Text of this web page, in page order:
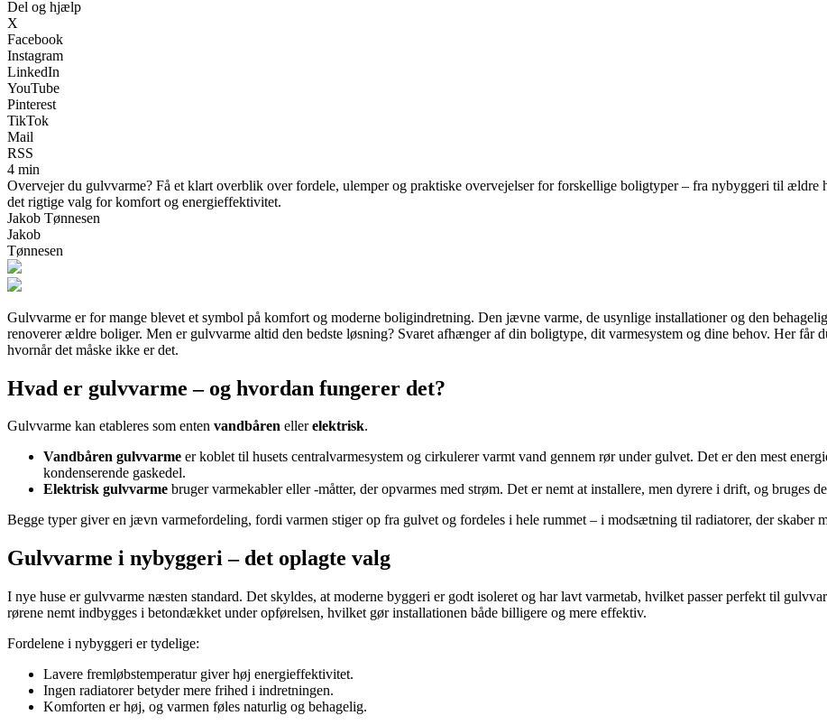
Del og hjælp
X
Facebook
Instagram
LinkedIn
YouTube
Pinterest
TikTok
Mail
RSS
4 min
Overvejer du gulvvarme? Få et klart overblik over fordele, ulemper og praktiske overvejelser for forskellige boligtyper – fra nybyggeri til
det rigtige valg for komfort og energieffektivitet.
Jakob Tønnesen
Jakob
Tønnesen
Gulvvarme er for mange blevet et symbol på komfort og moderne boligindretning. Den jævne varme, de usynlige installationer og den
renoverer ældre boliger. Men er gulvvarme altid den bedste løsning? Svaret afhænger af din boligtype, dit varmesystem og dine behov. Her får
hvornår det måske ikke er det.
Hvad er gulvvarme – og hvordan fungerer det?
Gulvvarme kan etableres som enten vandbåren ellerelektrisk.
Vandbåren gulvvarme er koblet til husets centralvarmesystem og cirkulerer varmt vand gennem rør under gulvet. Det er den mest
kondenserende gaskedel.
Elektrisk gulvvarme bruger varmekabler eller -måtter, der opvarmes med strøm. Det er nemt at installere, men dyrere i drift, og bruges
Begge typer giver en jævn varmefordeling, fordi varmen stiger op fra gulvet og fordeles i hele rummet – i modsætning til radiatorer, der skaber
Gulvvarme i nybyggeri – det oplagte valg
I nye huse er gulvvarme næsten standard. Det skyldes, at moderne byggeri er godt isoleret og har lavt varmetab, hvilket passer perfekt til
rørene nemt indbygges i betondækket under opførelsen, hvilket gør installationen både billigere og mere effektiv.
Fordelene i nybyggeri er tydelige:
Lavere fremløbstemperatur giver høj energieffektivitet.
Ingen radiatorer betyder mere frihed i indretningen.
Komforten er høj, og varmen føles naturlig og behagelig.